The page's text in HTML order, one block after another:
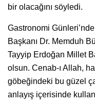
bir olacağını söyledi.
Gastronomi
Başkanı Dr. Memduh
Tayyip Erdoğan Millet
olsun. Cenab-ı Allah,
göbeğindeki bu güzel
anlayış içerisinde